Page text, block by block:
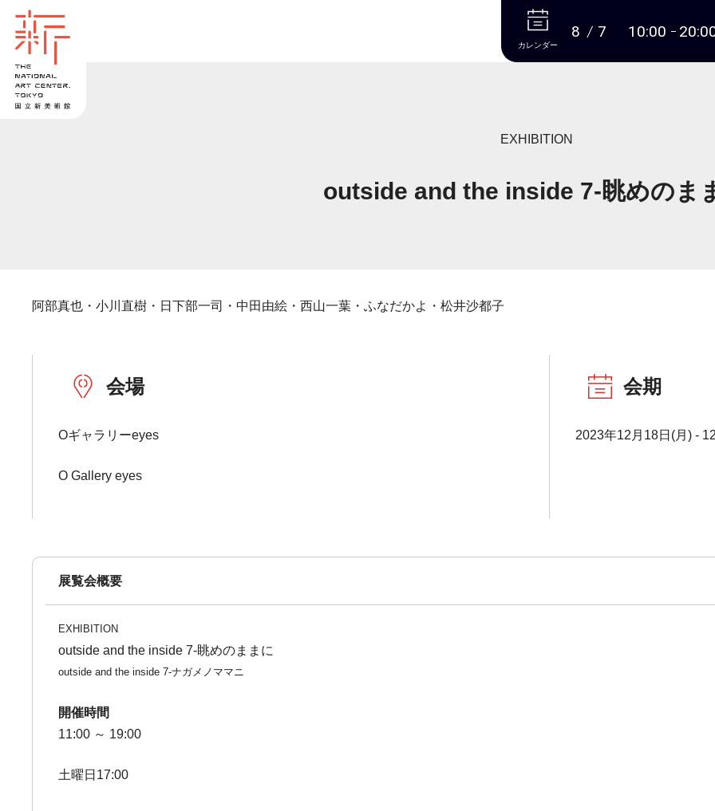
本文へ
カレンダー
8 7 10:00
EXHIBITION
outside and the inside 7-眺めのま
阿部真也・小川直樹・日下部一司・中田由絵・西山一葉・ふなだかよ・松井沙都子
会場
Oギャラリーeyes
O Gallery eyes
会期
2023年12月18日(月) -
展覧会概要
EXHIBITION
outside and the inside 7-眺めのままに
outside and the inside 7-ナガメノママニ
開催時間
11:00 ～ 19:00
土曜日17:00